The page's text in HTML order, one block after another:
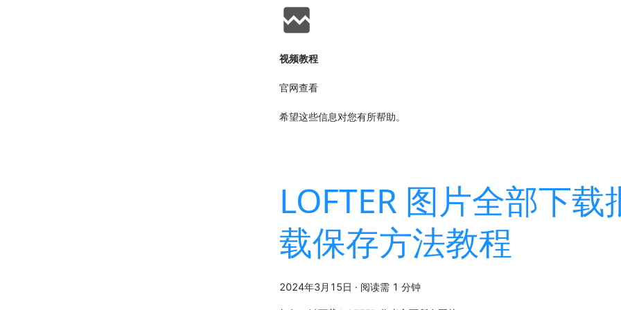
视频教程
官网查看
希望这些信息对您有所帮助。
LOFTER 图片全部下载
载保存方法教程
2024年3月15日 · 阅读需 1 分钟